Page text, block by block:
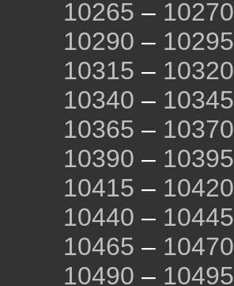
10265 – 10270
10290 – 10295
10315 – 10320
10340 – 10345
10365 – 10370
10390 – 10395
10415 – 10420
10440 – 10445
10465 – 10470
10490 – 10495